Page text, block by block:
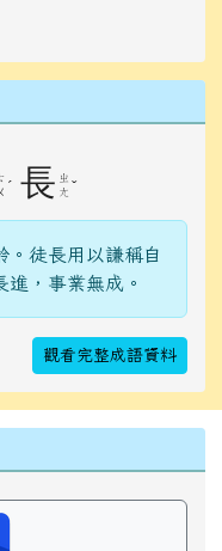
ˊ 長 ㄓ
ㄤ ˇ
。徒長用以謙稱自
，事業無成。
觀看完整成語資料